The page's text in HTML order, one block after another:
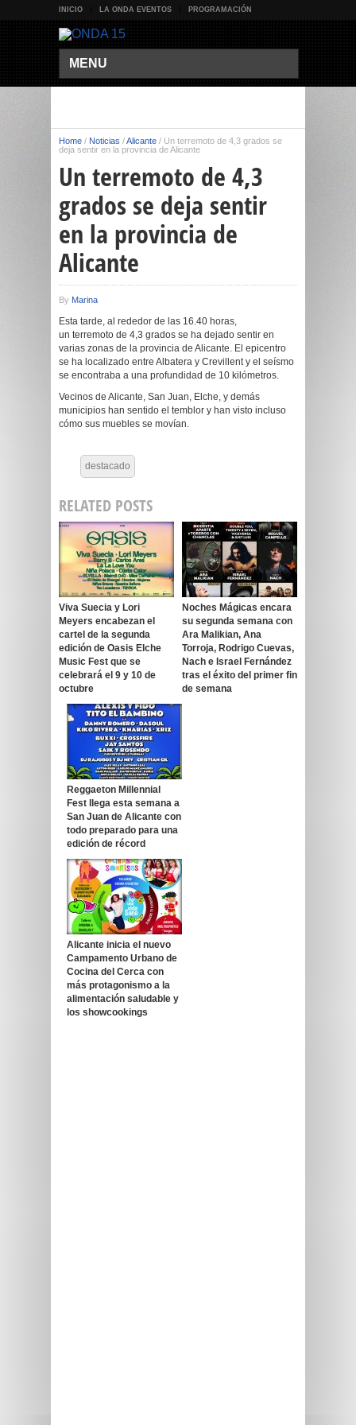
INICIO LA ONDA EVENTOS PROGRAMACIÓN
MENU
Home / Noticias /Alicante / Un terremoto de 4,3 grados se
deja sentir en la provincia de Alicante
Un terremoto de 4,3
grados se deja sentir
en la provincia de
Alicante
By Marina
Esta tarde, al rededor de las 16.40 horas,
un terremoto de 4,3 grados se ha dejado sentir en
varias zonas de la provincia de Alicante. El epicentro
se ha localizado entre Albatera y Crevillent y el seísmo
se encontraba a una profundidad de 10 kilómetros.
Vecinos de Alicante, San Juan, Elche, y demás
municipios han sentido el temblor y han visto incluso
cómo sus muebles se movían.
destacado
RELATED POSTS
Viva Suecia y Lori
Meyers encabezan el
cartel de la segunda
edición de Oasis Elche
Music Fest que se
celebrará el 9 y 10 de
octubre
Noches Mágicas encara
su segunda semana con
Ara Malikian, Ana
Torroja, Rodrigo Cuevas,
Nach e Israel Fernández
tras el éxito del primer fin
de semana
Reggaeton Millennial
Fest llega esta semana a
San Juan de Alicante con
todo preparado para una
edición de récord
Alicante inicia el nuevo
Campamento Urbano de
Cocina del Cerca con
más protagonismo a la
alimentación saludable y
los showcookings